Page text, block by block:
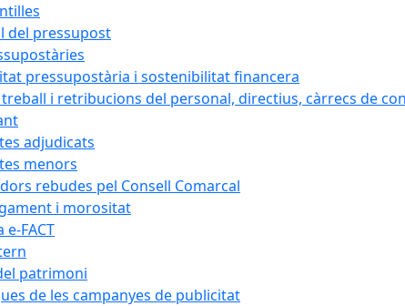
del pressupost
pressupostària i sostenibilitat financera
treball i retribucions del personal, directius, càrrecs de
adjudicats
menors
rebudes pel Consell Comarcal
i morositat
FACT
patrimoni
de les campanyes de publicitat